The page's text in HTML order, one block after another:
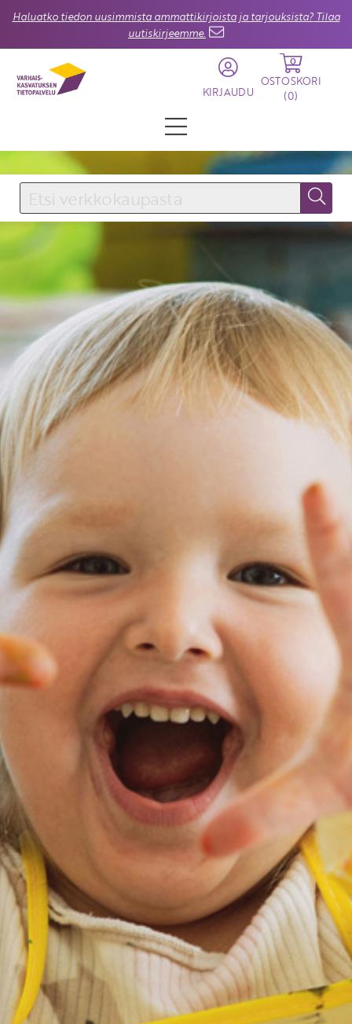
Haluatko tiedon uusimmista ammattikirjoista ja tarjouksista? Tilaa
uutiskirjeemme.
KIRJAUDU
0
OSTOSKORI
(0)
KIRJAUDU SISÄÄN
Käyttäjätunnus
Salasana
Unohtuiko salasana?
KIRJAUDU SISÄÄN
Etkö ole vielä Varhaiskasvatuksen Tietopalvelun